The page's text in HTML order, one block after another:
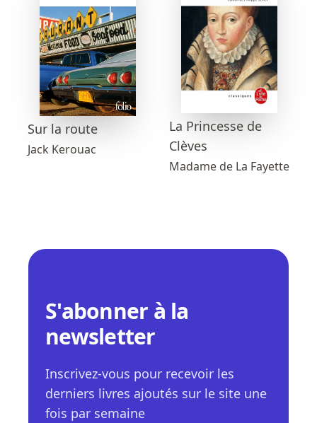
Sur la route
Jack Kerouac
La Princesse de
Clèves
Madame de La Fayette
S'abonner à la
newsletter
Inscrivez-vous pour recevoir les
derniers livres ajoutés sur le site une
fois par semaine